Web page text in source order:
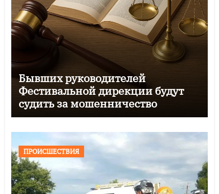
Бывших руководителей
Фестивальной дирекции будут
судить за мошенничество
ПРОИСШЕСТВИЯ